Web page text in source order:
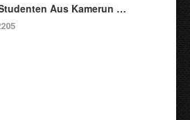
Aus Kamerun …